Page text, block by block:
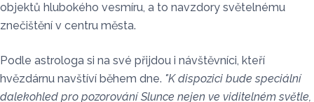
objektů hlubokého vesmíru, a to navzdory světelnému
znečištění v centru města.
Podle astrologa si na své přijdou i návštěvníci, kteří
hvězdárnu navštíví během dne. "K dispozici bude speciální
dalekohled pro pozorování Slunce nejen ve viditelném světle,